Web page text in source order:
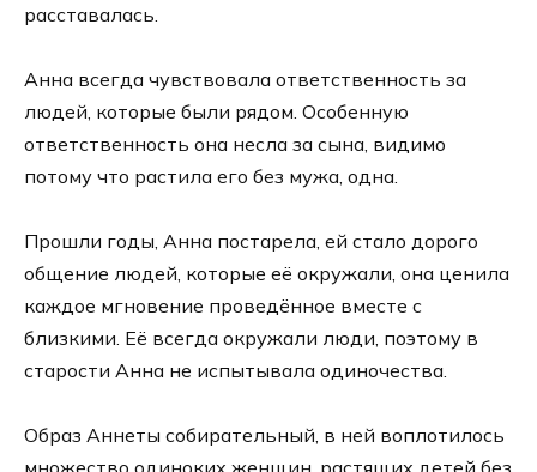
расставалась.
Анна всегда чувствовала ответственность за
людей, которые были рядом. Особенную
ответственность она несла за сына, видимо
потому что растила его без мужа, одна.
Прошли годы, Анна постарела, ей стало дорого
общение людей, которые её окружали, она ценила
каждое мгновение проведённое вместе с
близкими. Её всегда окружали люди, поэтому в
старости Анна не испытывала одиночества.
Образ Аннеты собирательный, в ней воплотилось